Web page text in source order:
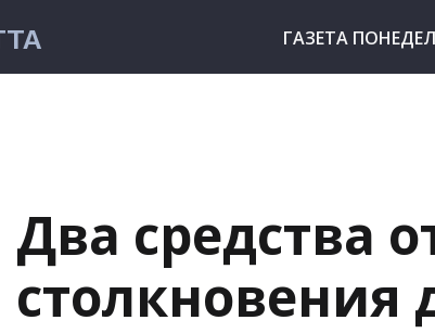
ГАЗЕТА
Два средства
столкновения